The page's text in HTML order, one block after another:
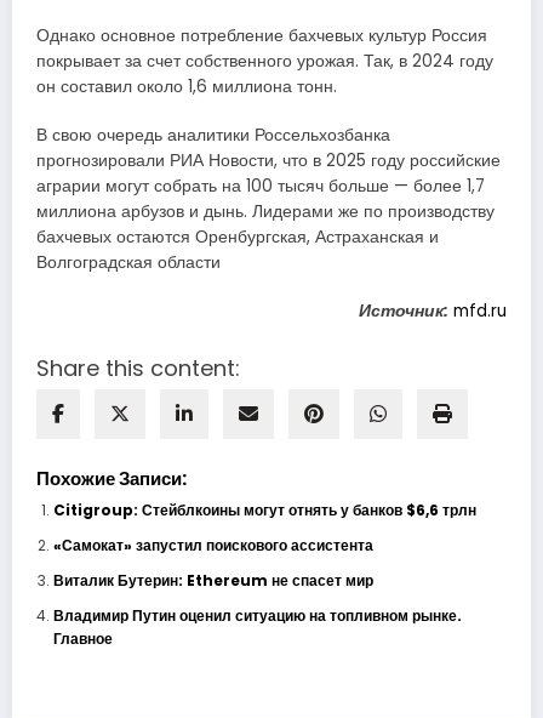
Однако основное потребление бахчевых культур Россия
покрывает за счет собственного урожая. Так, в 2024 году
он составил около 1,6 миллиона тонн.
В свою очередь аналитики Россельхозбанка
прогнозировали РИА Новости, что в 2025 году российские
аграрии могут собрать на 100 тысяч больше — более 1,7
миллиона арбузов и дынь. Лидерами же по производству
бахчевых остаются Оренбургская, Астраханская и
Волгоградская области
Источник: mfd.ru
Share this content:
Похожие Записи:
Citigroup: Стейблкоины могут отнять у банков $6,6 трлн
«Самокат» запустил поискового ассистента
Виталик Бутерин: Ethereum не спасет мир
Владимир Путин оценил ситуацию на топливном рынке.
Главное